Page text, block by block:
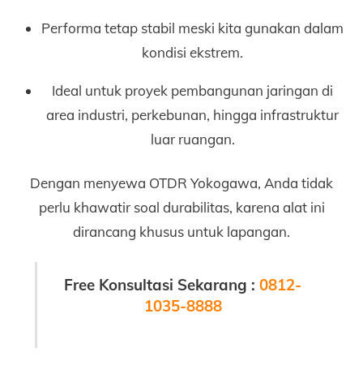
Performa tetap stabil meski kita gunakan dalam
kondisi ekstrem.
Ideal untuk proyek pembangunan jaringan di
area industri, perkebunan, hingga infrastruktur
luar ruangan.
Dengan menyewa OTDR Yokogawa, Anda tidak
perlu khawatir soal durabilitas, karena alat ini
dirancang khusus untuk lapangan.
Free Konsultasi Sekarang : 0812-
1035-8888